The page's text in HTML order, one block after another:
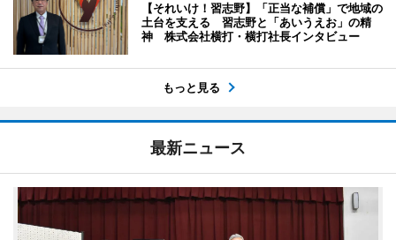
【それいけ！習志野】「正当な補償」で地域の
土台を支える 習志野と「あいうえお」の精
神 株式会社横打・横打社長インタビュー
もっと見る
最新ニュース